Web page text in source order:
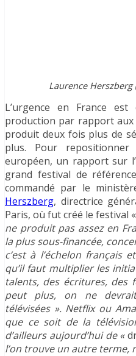
Laurence Herszberg
L’urgence en France
production par rapport aux
produit deux fois plus de
plus. Pour
européen, un rapport sur
grand festival de
commandé par le
Herszberg, directrice
Paris, où fut créé le festival
ne produit pas assez en
la plus sous-financée,
c’est à l’échelon français
qu’il faut multiplier les
talents, des écritures,
peut plus, on ne
télévisées ». Netflix ou
que ce soit de la
d’ailleurs aujourd’hui de «
l’on trouve un autre terme,